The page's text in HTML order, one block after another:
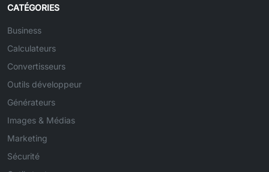
CATÉGORIES
Business
Calculateurs
Convertisseurs
Outils développeur
Générateurs
Images & Médias
Marketing
Sécurité